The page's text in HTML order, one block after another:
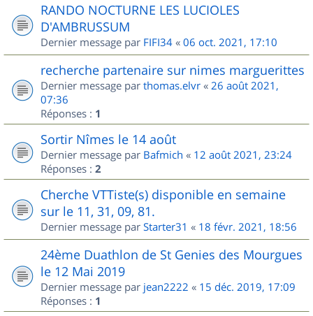
RANDO NOCTURNE LES LUCIOLES
D'AMBRUSSUM
Dernier message par FIFI34 « 06 oct. 2021, 17:10
recherche partenaire sur nimes marguerittes
Dernier message par thomas.elvr « 26 août 2021,
07:36
Réponses : 1
Sortir Nîmes le 14 août
Dernier message par Bafmich « 12 août 2021, 23:24
Réponses : 2
Cherche VTTiste(s) disponible en semaine
sur le 11, 31, 09, 81.
Dernier message par Starter31 « 18 févr. 2021, 18:56
24ème Duathlon de St Genies des Mourgues
le 12 Mai 2019
Dernier message par jean2222 « 15 déc. 2019, 17:09
Réponses : 1